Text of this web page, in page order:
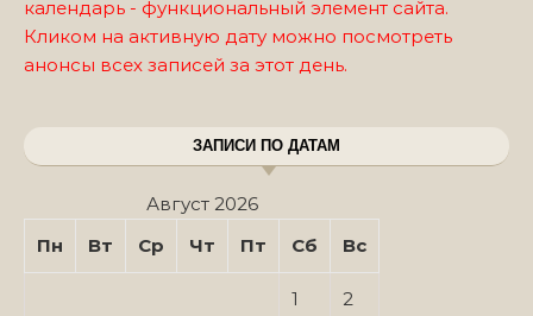
календарь - функциональный элемент сайта.
Кликом на активную дату можно посмотреть
анонсы всех записей за этот день.
ЗАПИСИ ПО ДАТАМ
Август 2026
Пн
Вт Ср Чт Пт Сб Вс
1 2